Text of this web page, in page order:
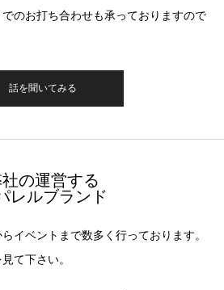
のお打ち合わせも承っておりますので
話を聞いてみる
の運営する
レルブランド
イベントまで数多く行っております。
て下さい。